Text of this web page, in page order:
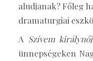
aludjanak? Főleg
dramaturgiai
A Szívem
ünnepségeken